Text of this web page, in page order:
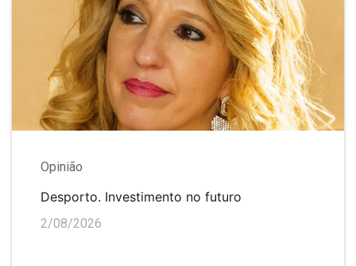
Opinião
Desporto. Investimento no futuro
2/08/2026